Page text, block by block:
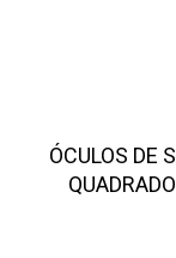
ÓCULOS DE